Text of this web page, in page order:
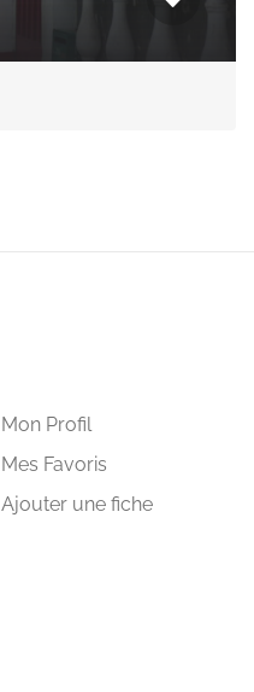
Mon Profil
Mes Favoris
Ajouter une fiche